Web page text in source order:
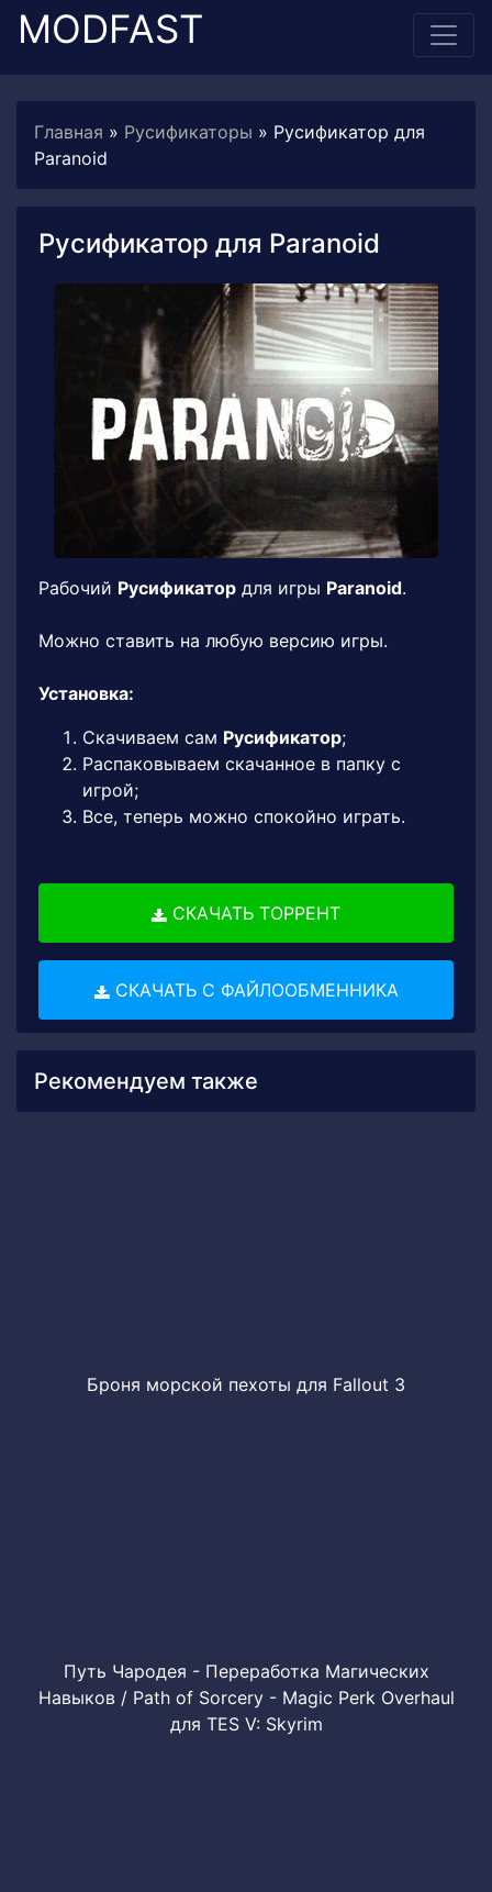
MODFAST
Главная » Русификаторы » Русификатор для
Paranoid
Русификатор для Paranoid
Рабочий Русификатор для игры Paranoid.
Можно ставить на любую версию игры.
Установка:
Скачиваем сам Русификатор;
Распаковываем скачанное в папку с
игрой;
Все, теперь можно спокойно играть.
СКАЧАТЬ ТОРРЕНТ
СКАЧАТЬ С ФАЙЛООБМЕННИКА
Рекомендуем также
Броня морской пехоты для Fallout 3
Путь Чародея - Переработка Магических
Навыков / Path of Sorcery - Magic Perk Overhaul
для TES V: Skyrim